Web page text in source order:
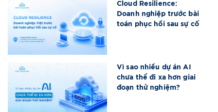
Cloud Resilience:
Doanh nghiệp trước bài
toán phục hồi sau sự cố
Vì sao nhiều dự án AI
chưa thể đi xa hơn giai
đoạn thử nghiệm?